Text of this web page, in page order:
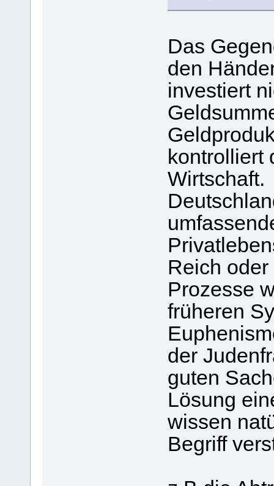
Das
den
investiert
kontrolliert
Wirtschaft.
Reich
Prozesse
früheren
der
guten
Lösung
wissen
Begriff